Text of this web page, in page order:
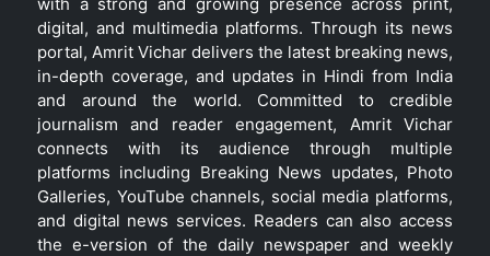
digital, and multimedia platforms. Through its news
portal, Amrit Vichar delivers the latest breaking news,
in-depth coverage, and updates in Hindi from India
and around the world. Committed to credible
journalism and reader engagement, Amrit Vichar
connects with its audience through multiple
platforms including Breaking News updates, Photo
Galleries, YouTube channels, social media platforms,
and digital news services. Readers can also access
the e-version of the daily newspaper and weekly